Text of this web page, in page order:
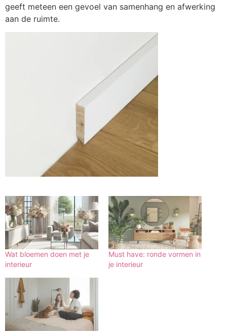
geeft meteen een gevoel van samenhang en afwerking
aan de ruimte.
Wat bloemen doen met je
interieur
Must have: ronde vormen in
je interieur